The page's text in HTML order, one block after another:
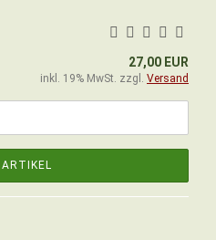
27,00 EUR
inkl. 19% MwSt. zzgl. Versand